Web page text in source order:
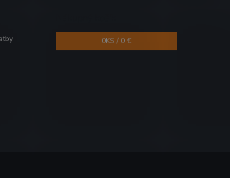
0KS / 0 €